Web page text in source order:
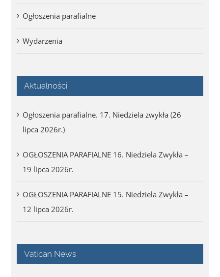
Ogłoszenia parafialne
Wydarzenia
Aktualności
Ogłoszenia parafialne. 17. Niedziela zwykła (26
lipca 2026r.)
OGŁOSZENIA PARAFIALNE 16. Niedziela Zwykła –
19 lipca 2026r.
OGŁOSZENIA PARAFIALNE 15. Niedziela Zwykła –
12 lipca 2026r.
Vatican News